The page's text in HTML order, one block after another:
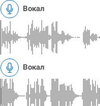
Вокал
Вокал